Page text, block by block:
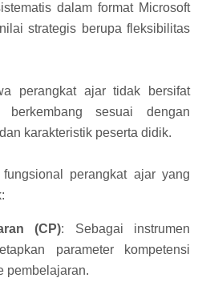
dalam format Microsoft
strategis berupa fleksibilitas
perangkat ajar tidak bersifat
sesuai dengan
karakteristik peserta didik.
perangkat ajar yang
(CP): Sebagai instrumen
parameter kompetensi
pembelajaran.